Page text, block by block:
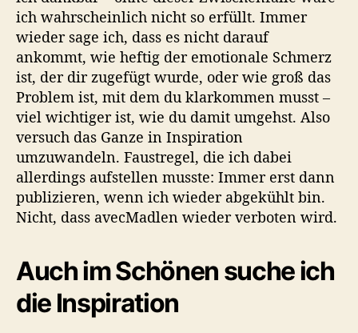
ich wahrscheinlich nicht so erfüllt. Immer
wieder sage ich, dass es nicht darauf
ankommt, wie heftig der emotionale Schmerz
ist, der dir zugefügt wurde, oder wie groß das
Problem ist, mit dem du klarkommen musst –
viel wichtiger ist, wie du damit umgehst. Also
versuch das Ganze in Inspiration
umzuwandeln. Faustregel, die ich dabei
allerdings aufstellen musste: Immer erst dann
publizieren, wenn ich wieder abgekühlt bin.
Nicht, dass avecMadlen wieder verboten wird.
Auch im Schönen suche ich
die Inspiration